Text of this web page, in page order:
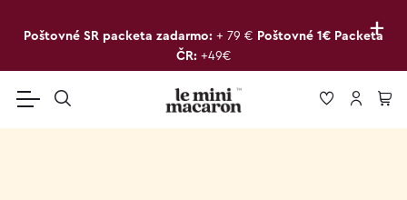
+
Poštovné SR packeta zadarmo: + 79 € Poštovné 1€ Packeta
ČR: +49€